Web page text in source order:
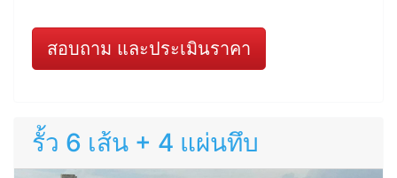
สอบถาม และประเมินราคา
รั้ว 6 เส้น + 4 แผ่นทึบ